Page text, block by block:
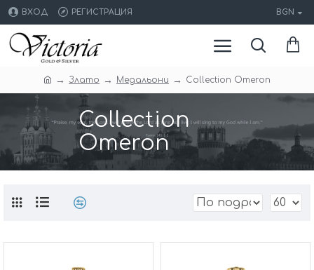
ВХОД РЕГИСТРАЦИЯ BGN
Злато Медальони Collection Omeron
Collection
Omeron